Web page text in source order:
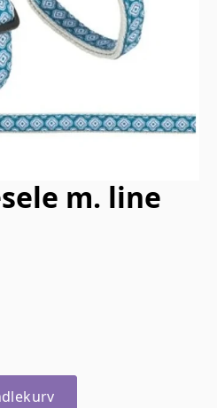
m. line